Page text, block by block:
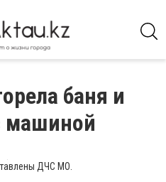
баня и
машиной
ДЧС МО.